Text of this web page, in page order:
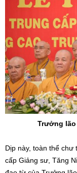
Trưởng
Dịp này, toàn thể chư
cấp Giảng sư, Tăng